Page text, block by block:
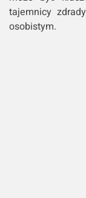
tajemnicy
osobistym.